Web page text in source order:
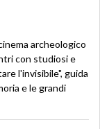
archeologico
con studiosi e
l'invisibile", guida
e le grandi